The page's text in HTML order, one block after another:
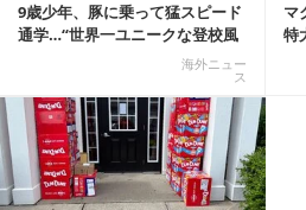
9歳少年、豚に乗って猛スピード
通学…“世界一ユニークな登校風
海外ニュー
ス
マ
特